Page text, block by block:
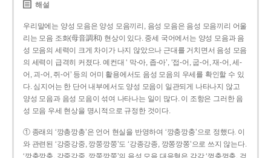
해설
우리말에는 양성 모음은 양성 모음끼리, 음성 모음은 음성 모음끼리 어울
리는 모음 조화(母音調和) 현상이 있다. 중세 국어에서는 양성 모음과 음
성 모음의 세력이 크게 차이가 나지 않았으나 근대를 거치면서 음성 모음
의 세력이 급격히 커졌다. 예컨대 ‘ 막-아, 좁-아’, ‘접-어, 굽-어, 재-어, 세-
어, 괴-어, 쥐-어’ 등의 어미 활용에서도 음성 모음의 우세를 확인할 수 있
다. 심지어는 한 단어 내부에서도 양성 모음이 일관되게 나타나지 않고
양성 모음과 음성 모음이 섞여 나타나는 일이 많다. 이 조항은 그러한 음
성 모음 우세 현상을 명시적으로 규정한 것이다.
① 종래의 ‘깡총깡총’은 언어 현실을 반영하여 ‘깡충깡충’으로 정했다. 이
와 관련된 ‘강중강중, 깡쭝깡쭝’도 ‘강종강종, 깡쫑깡쫑’으로 쓰지 않는다.
‘깡충깡충, 강중강중, 깡쭝깡쭝’의 음성 모음 대응형은 각각 ‘껑충껑충, 겅